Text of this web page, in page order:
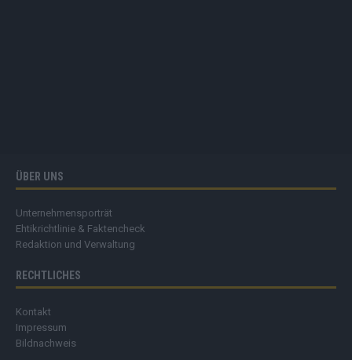
ÜBER UNS
Unternehmensporträt
Ehtikrichtlinie & Faktencheck
Redaktion und Verwaltung
RECHTLICHES
Kontakt
Impressum
Bildnachweis